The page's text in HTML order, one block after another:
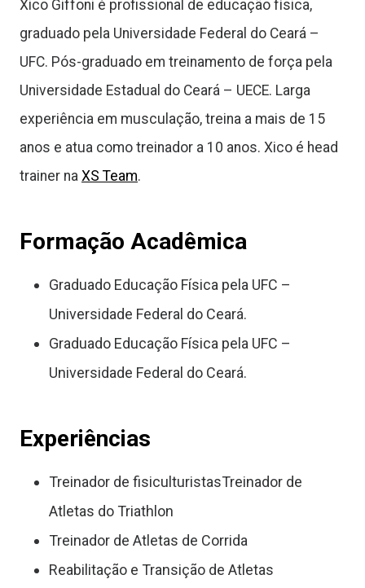
Xico Giffoni é profissional de educação física,
graduado pela Universidade Federal do Ceará –
UFC. Pós-graduado em treinamento de força pela
Universidade Estadual do Ceará – UECE. Larga
experiência em musculação, treina a mais de 15
anos e atua como treinador a 10 anos. Xico é head
trainer na XS Team.
Formação Acadêmica​
Graduado Educação Física pela UFC –
Universidade Federal do Ceará.
Graduado Educação Física pela UFC –
Universidade Federal do Ceará.
Experiências
Treinador de fisiculturistasTreinador de
Atletas do Triathlon
Treinador de Atletas de Corrida
Reabilitação e Transição de Atletas